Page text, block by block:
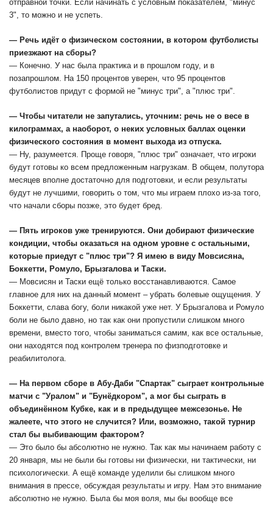
отправной точки. Если начинать с условным показателем, "минус
3", то можно и не успеть.
— Речь идёт о физическом состоянии, в котором футболисты
приезжают на сборы?
— Конечно. У нас была практика и в прошлом году, и в
позапрошлом. На 150 процентов уверен, что 95 процентов
футболистов придут с формой не "минус три", а "плюс три".
— Чтобы читатели не запутались, уточним: речь не о весе в
килограммах, а наоборот, о неких условных баллах оценки
физического состояния в момент выхода из отпуска.
— Ну, разумеется. Проще говоря, "плюс три" означает, что игроки
будут готовы ко всем предложенным нагрузкам. В общем, полутора
месяцев вполне достаточно для подготовки, и если результаты
будут не лучшими, говорить о том, что мы играем плохо из-за того,
что начали сборы позже, это будет бред.
— Пять игроков уже тренируются. Они добирают физические
кондиции, чтобы оказаться на одном уровне с остальными,
которые приедут с "плюс три"? Я имею в виду Мовсисяна,
Боккетти, Ромуло, Брызгалова и Таски.
— Мовсисян и Таски ещё только восстанавливаются. Самое
главное для них на данный момент – убрать болевые ощущения. У
Боккетти, слава богу, боли никакой уже нет. У Брызгалова и Ромуло
боли не было давно, но так как они пропустили слишком много
времени, вместо того, чтобы заниматься самим, как все остальные,
они находятся под контролем тренера по физподготовке и
реабилитолога.
— На первом сборе в Абу-Даби "Спартак" сыграет контрольные
матчи с "Уралом" и "Бунёдкором", а мог бы сыграть в
объединённом Кубке, как и в предыдущее межсезонье. Не
жалеете, что этого не случится? Или, возможно, такой турнир
стал бы выбивающим фактором?
— Это было бы абсолютно не нужно. Так как мы начинаем работу с
20 января, мы не были бы готовы ни физически, ни тактически, ни
психологически. А ещё команде уделили бы слишком много
внимания в прессе, обсуждая результаты и игру. Нам это внимание
абсолютно не нужно. Была бы моя воля, мы бы вообще все